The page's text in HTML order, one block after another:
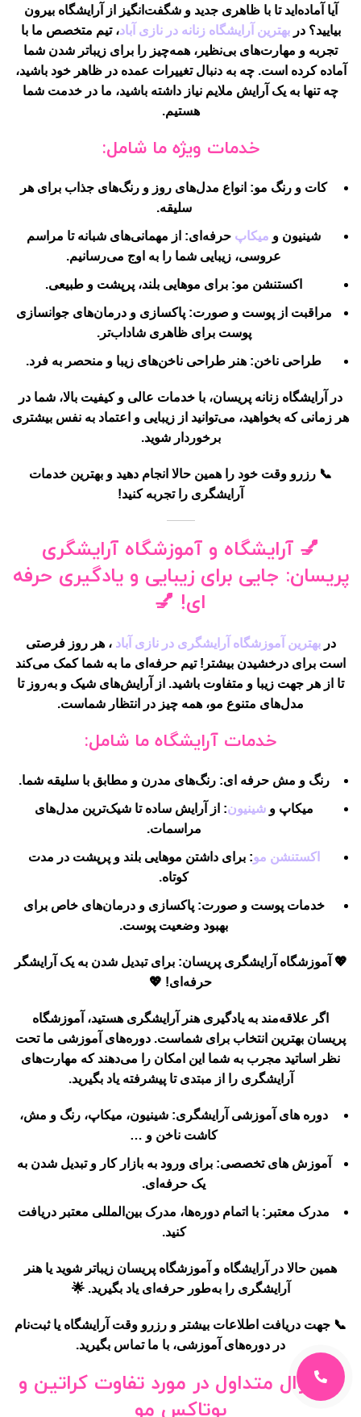
آیا آماده‌اید تا با ظاهری جدید و شگفت‌انگیز از آرایشگاه بیرون
بیایید؟ در بهترین آرایشگاه زنانه در نازی آباد، تیم متخصص ما با
تجربه و مهارت‌های بی‌نظیر، همه‌چیز را برای زیباتر شدن شما
آماده کرده است. چه به دنبال تغییرات عمده در ظاهر خود باشید،
چه تنها به یک آرایش ملایم نیاز داشته باشید، ما در خدمت شما
هستیم.
خدمات ویژه ما شامل:
کات و رنگ مو: انواع مدل‌های روز و رنگ‌های جذاب برای هر
سلیقه.
شینیون و میکاپ حرفه‌ای: از مهمانی‌های شبانه تا مراسم
عروسی، زیبایی شما را به اوج می‌رسانیم.
اکستنشن مو: برای موهایی بلند، پرپشت و طبیعی.
مراقبت از پوست و صورت: پاکسازی و درمان‌های جوانسازی
پوست برای ظاهری شاداب‌تر.
طراحی ناخن: هنر طراحی ناخن‌های زیبا و منحصر به فرد.
در آرایشگاه زنانه پریسان، با خدمات عالی و کیفیت بالا، شما در
هر زمانی که بخواهید، می‌توانید از زیبایی و اعتماد به نفس بیشتری
برخوردار شوید.
📞 رزرو وقت خود را همین حالا انجام دهید و بهترین خدمات
آرایشگری را تجربه کنید!
💅 آرایشگاه و آموزشگاه آرایشگری
پریسان: جایی برای زیبایی و یادگیری حرفه
ای! 💅
دربهترین آموزشگاه آرایشگری در نازی آباد، هر روز فرصتی
است برای درخشیدن بیشتر! تیم حرفه‌ای ما به شما کمک می‌کند
تا از هر جهت زیبا و متفاوت باشید. از آرایش‌های شیک و به‌روز تا
مدل‌های متنوع مو، همه چیز در انتظار شماست.
خدمات آرایشگاه ما شامل:
رنگ و مش حرفه ای: رنگ‌های مدرن و مطابق با سلیقه شما.
میکاپ وشینیون: از آرایش ساده تا شیک‌ترین مدل‌های
مراسمات.
اکستنشن مو: برای داشتن موهایی بلند و پرپشت در مدت
کوتاه.
خدمات پوست و صورت: پاکسازی و درمان‌های خاص برای
بهبود وضعیت پوست.
💖 آموزشگاه آرایشگری پریسان: برای تبدیل شدن به یک آرایشگر
حرفه‌ای! 💖
اگر علاقه‌مند به یادگیری هنر آرایشگری هستید، آموزشگاه
پریسان بهترین انتخاب برای شماست. دوره‌های آموزشی ما تحت
نظر اساتید مجرب به شما این امکان را می‌دهند که مهارت‌های
آرایشگری را از مبتدی تا پیشرفته یاد بگیرید.
دوره های آموزشی آرایشگری: شینیون، میکاپ، رنگ و مش،
کاشت ناخن و …
آموزش های تخصصی: برای ورود به بازار کار و تبدیل شدن به
یک حرفه‌ای.
مدرک معتبر : با اتمام دوره‌ها، مدرک بین‌المللی معتبر دریافت
کنید.
همین حالا در آرایشگاه و آموزشگاه پریسان زیباتر شوید یا هنر
آرایشگری را به‌طور حرفه‌ای یاد بگیرید. 🌟
📞 جهت دریافت اطلاعات بیشتر و رزرو وقت آرایشگاه یا ثبت‌نام
در دوره‌های آموزشی، با ما تماس بگیرید.
10 سوال متداول در مورد تفاوت کراتین و
بوتاکس مو